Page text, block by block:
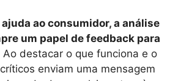
ajuda ao consumidor, a análise
um papel de feedback para
Ao destacar o que funciona e o
enviam uma mensagem